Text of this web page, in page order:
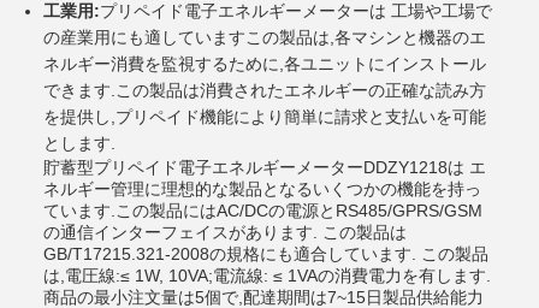
工業用:プリペイド電子エネルギーメーターは 工場や工場で
の産業用にも適していますこの製品は,各マシンと機器のエ
ネルギー消費を監視するために,各ユニットにインストール
できます.この製品は消費されたエネルギーの正確な読み方
を提供し,プリペイド機能により簡単に請求と支払いを可能
とします.
貯蓄型プリペイド電子エネルギーメーターDDZY1218は エ
ネルギー管理に理想的な製品となるいくつかの機能を持っ
ています.この製品にはAC/DCの電源とRS485/GPRS/GSM
の通信インターフェイスがあります. この製品は
GB/T17215.321-2008の規格にも適合しています. この製品
は,電圧線:≤ 1W, 10VA;電流線: ≤ 1VAの消費電力を有します.
商品の最小注文量は5個で,配達期間は7~15日製品供給能力